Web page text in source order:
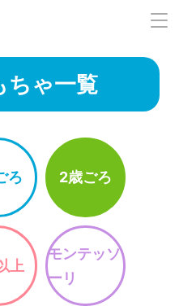
ちゃ一覧
ろ 2歳ごろ
上
モンテッソ
ーリ